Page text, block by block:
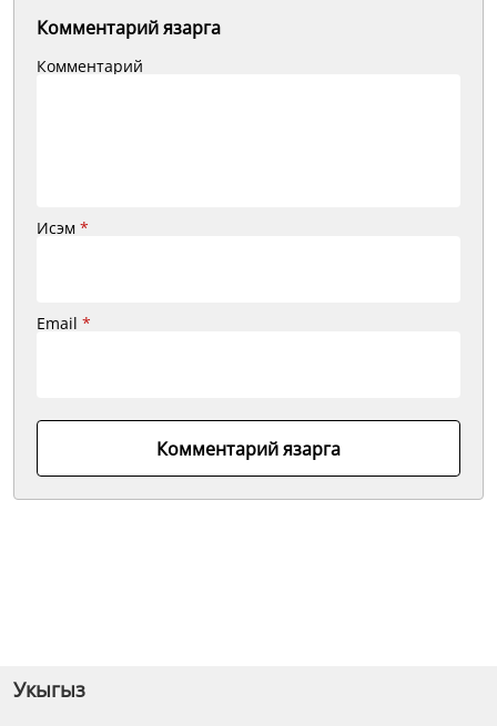
Комментарий язарга
Комментарий
Исэм *
Email *
Комментарий язарга
Укыгыз